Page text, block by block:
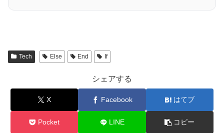
Tech Else End If
シェアする
X Facebook はてブ
Pocket LINE コピー